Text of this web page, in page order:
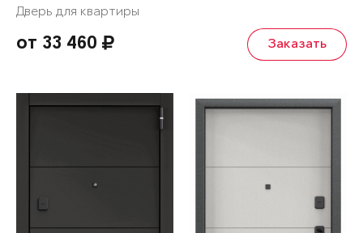
Дверь для квартиры
от 33 460 Заказать